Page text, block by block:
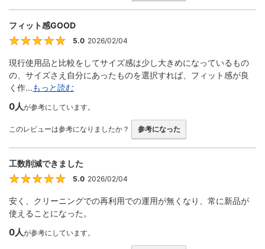
フィット感GOOD
5
5.0 2026/02/04
現行使用品と比較をしてサイズ感は少し大きめになっているもの
の、サイズさえ自分にあったものを選択すれば、フィット感が良
く作...もっと読む
0人が参考にしています。
このレビューは参考になりましたか？ 参考になった
工数削減できました
5
5.0 2026/02/04
安く、クリーニングでの再利用での運用が無くなり、常に新品が
使えることになった。
0人が参考にしています。